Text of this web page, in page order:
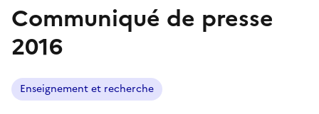
Communiqué de presse
2016
Enseignement et recherche